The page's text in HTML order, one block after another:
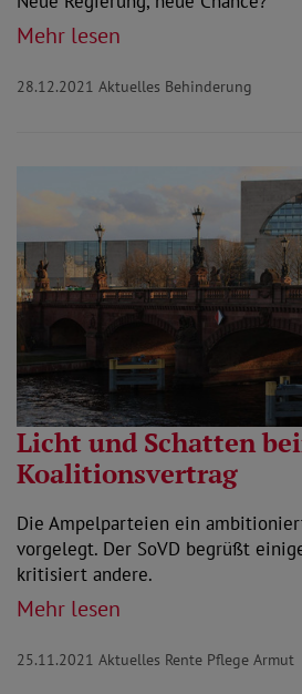
Mehr lesen
28.12.2021 Aktuelles Behinderung
Licht und Schatten
Koalitionsvertrag
Die Ampelparteien ein
vorgelegt. Der SoVD begrüßt
kritisiert andere.
Mehr lesen
25.11.2021 Aktuelles Rente Pflege Armut